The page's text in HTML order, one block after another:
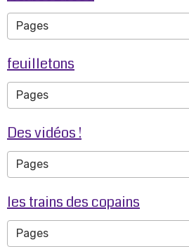
feuilletons
Des vidéos !
les trains des copains